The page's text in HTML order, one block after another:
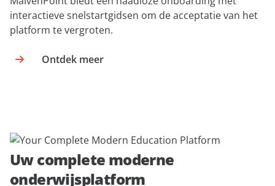
interactieve snelstartgidsen om de acceptatie van het
platform te vergroten.
Ontdek meer
Uw complete moderne
onderwijsplatform